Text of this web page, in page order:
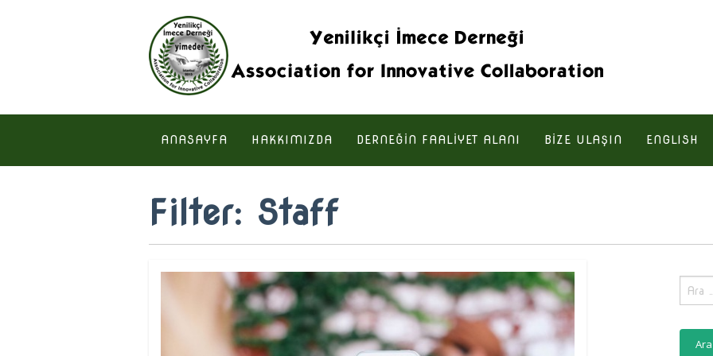
ANASAYFA HAKKIMIZDA DERNEĞIN FAALIYET ALANI BIZE ULAŞIN ENGLISH
Filter: Staff